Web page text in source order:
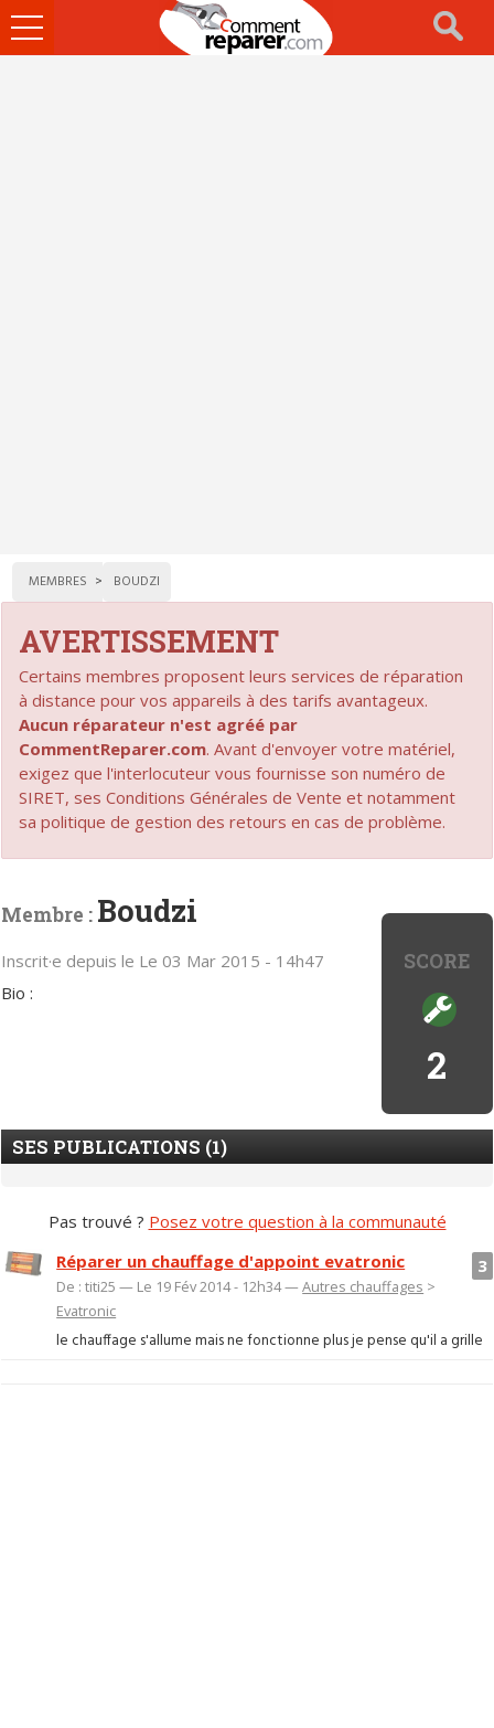
Ouvrir
le
MEMBRES BOUDZI
AVERTISSEMENT
Certains membres proposent leurs services de réparation
à distance pour vos appareils à des tarifs avantageux.
Aucun réparateur n'est agréé par
CommentReparer.com. Avant d'envoyer votre matériel,
exigez que l'interlocuteur vous fournisse son numéro de
SIRET, ses Conditions Générales de Vente et notamment
sa politique de gestion des retours en cas de problème.
SCORE
2
Membre : Boudzi
Inscrit·e depuis le Le 03 Mar 2015 - 14h47
Bio :
SES PUBLICATIONS (1)
Pas trouvé ? Posez votre question à la communauté
3
Réparer un chauffage d'appoint evatronic
De : titi25 — Le 19 Fév 2014 - 12h34 —Autres chauffages >
Evatronic
le chauffage s'allume mais ne fonctionne plus je pense qu'il a grille